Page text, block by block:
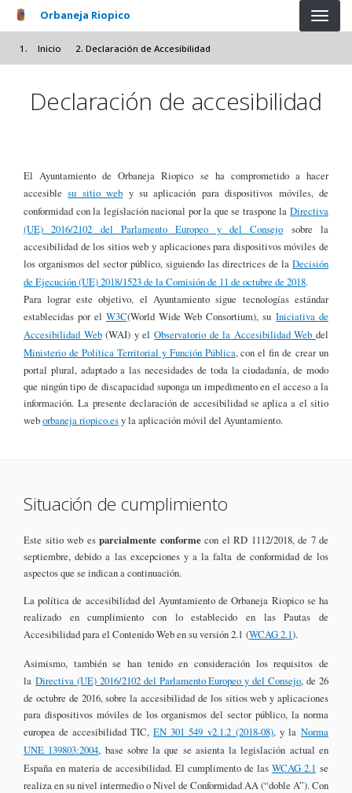
Pasar al contenido principal
Orbaneja Riopico
Inicio Declaración de Accesibilidad
Declaración de accesibilidad
El Ayuntamiento de Orbaneja Riopico se ha comprometido a hacer
accesiblesu sitio web y su aplicación para dispositivos móviles, de
conformidad con la legislación nacional por la que se traspone la Directiva
(UE) 2016/2102 del Parlamento Europeo y del Consejo sobre la
accesibilidad de los sitios web y aplicaciones para dispositivos móviles de
los organismos del sector público, siguiendo las directrices de la Decisión
de Ejecución (UE) 2018/1523 de la Comisión de 11 de octubre de 2018.
Para lograr este objetivo, el Ayuntamiento sigue tecnologías estándar
establecidas por el W3C(World Wide Web Consortium), suIniciativa de
Accesibilidad Web(WAI) y elObservatorio de la Accesibilidad Webdel
Ministerio de Política Territorial y Función Pública, con el fin de crear un
portal plural, adaptado a las necesidades de toda la ciudadanía, de modo
que ningún tipo de discapacidad suponga un impedimento en el acceso a la
información. La presente declaración de accesibilidad se aplica a el sitio
weborbaneja riopico.esy la aplicación móvil del Ayuntamiento.
Situación de cumplimiento
Este sitio web es parcialmente conformecon el RD 1112/2018, de 7 de
septiembre, debido a las excepciones y a la falta de conformidad de los
aspectos que se indican a continuación.
La política de accesibilidad del Ayuntamiento de Orbaneja Riopico se ha
realizado en cumplimiento con lo establecido en las Pautas de
Accesibilidad para el Contenido Web en su versión 2.1 (WCAG 2.1).
Asimismo, también se han tenido en consideración los requisitos de
la Directiva (UE) 2016/2102 del Parlamento Europeo y del Consejo, de 26
de octubre de 2016, sobre la accesibilidad de los sitios web y aplicaciones
para dispositivos móviles de los organismos del sector público, la norma
europea de accesibilidad TIC, EN 301 549 v2.1.2 (2018-08), y la Norma
UNE 139803:2004, base sobre la que se asienta la legislación actual en
España en materia de accesibilidad. El cumplimento de las WCAG 2.1 se
realiza en su nivel intermedio o Nivel de Conformidad AA (“doble A”). Con